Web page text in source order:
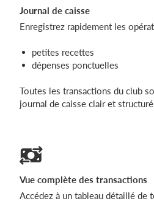
Journal de caisse
Enregistrez rapidement les
petites recettes
dépenses ponctuelles
Toutes les transactions du club
journal de caisse clair et
Vue complète des transactions
Accédez à un tableau détaillé de